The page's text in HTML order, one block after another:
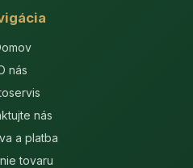
nás
nás
a platba
tovaru